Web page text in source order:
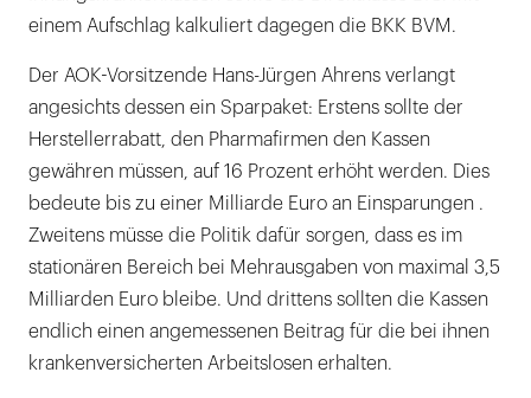
einem Aufschlag kalkuliert dagegen die BKK BVM.
Der AOK-Vorsitzende Hans-Jürgen Ahrens verlangt
angesichts dessen ein Sparpaket: Erstens sollte der
Herstellerrabatt, den Pharmafirmen den Kassen
gewähren müssen, auf 16 Prozent erhöht werden. Dies
bedeute bis zu einer Milliarde Euro an Einsparungen .
Zweitens müsse die Politik dafür sorgen, dass es im
stationären Bereich bei Mehrausgaben von maximal 3,5
Milliarden Euro bleibe. Und drittens sollten die Kassen
endlich einen angemessenen Beitrag für die bei ihnen
krankenversicherten Arbeitslosen erhalten.